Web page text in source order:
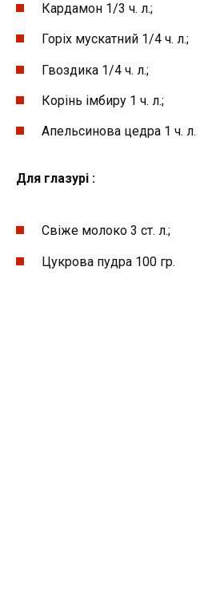
Кардамон 1/3 ч. л.;
Горіх мускатний 1/4 ч. л.;
Гвоздика 1/4 ч. л.;
Корінь імбиру 1 ч. л.;
Апельсинова цедра 1 ч. л.
Для глазурі :
Свіже молоко 3 ст. л.;
Цукрова пудра 100 гр.